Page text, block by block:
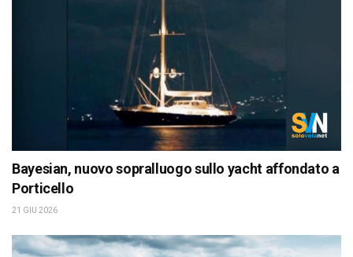
Bayesian, nuovo sopralluogo sullo yacht affondato a
Porticello
21 GIU 2026